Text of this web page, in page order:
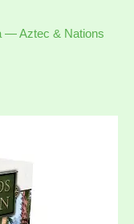
— Aztec & Nations